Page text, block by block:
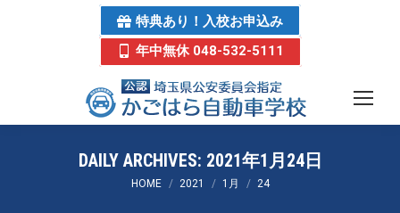
特典あり！入校お申込み
年中無休 048-532-5111
DAILY ARCHIVES: 2021年1月24日
You are here:
HOME 2021 1月 24